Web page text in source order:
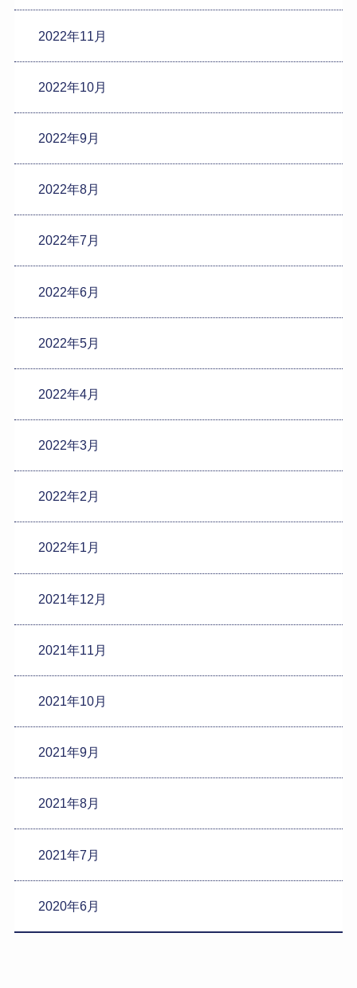
2022年11月
2022年10月
2022年9月
2022年8月
2022年7月
2022年6月
2022年5月
2022年4月
2022年3月
2022年2月
2022年1月
2021年12月
2021年11月
2021年10月
2021年9月
2021年8月
2021年7月
2020年6月